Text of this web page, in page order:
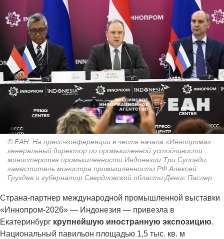
© ЕАН. На пресс-конференции в честь начала «Иннопрома»:
генеральный директор по промышленной устойчивости
министерства промышленности Индонезии Три Супонди,
заместитель министра промышленности РФ Алексей
Груздев и губернатор Свердловской области Денис Паслер
Страна-партнер международной промышленной выставки
«Иннопром-2026» — Индонезия — привезла в
Екатеринбург крупнейшую иностранную экспозицию.
Национальный павильон площадью 1,5 тыс. кв. м